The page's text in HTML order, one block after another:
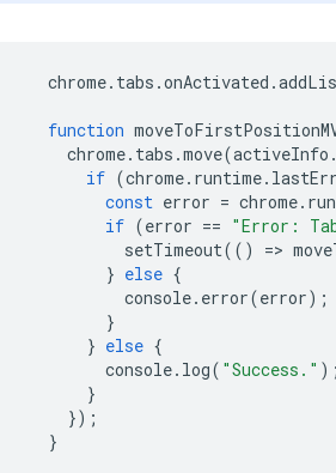
chrome. tabs .onActivated .
function
chrome. tabs .move(activeInfo .
if (chrome. runtime.
const error = chrome.
if (error == "Error:
setTimeout(() =>
} else {
console. error(error);
}
} else {
console. log( "Success." );
}
});
}